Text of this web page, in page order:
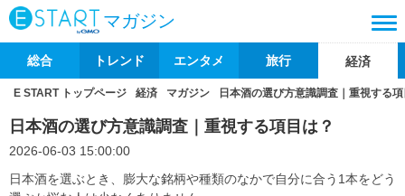
マガジン
総合 トレンド エンタメ 旅行 経済
E START トップページ 経済 マガジン 日本酒の選び方意識調査｜重視する
日本酒の選び方意識調査｜重視する項目は？
2026-06-03 15:00:00
日本酒を選ぶとき、膨大な銘柄や種類のなかで自分に合う1本をどう